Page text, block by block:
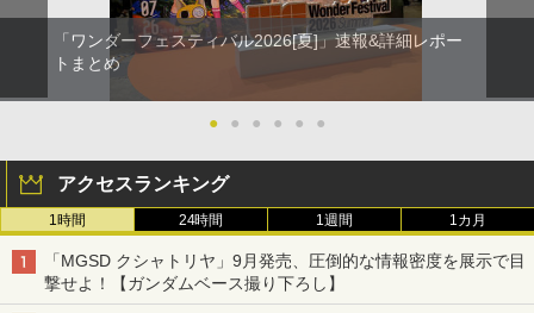
「ワンダーフェスティバル2026[夏]」速報&詳細レポー
トまとめ
● ● ● ● ● ●
アクセスランキング
1時間 24時間 1週間 1カ月
「MGSD クシャトリヤ」9月発売、圧倒的な情報密度を展示で目
撃せよ！【ガンダムベース撮り下ろし】